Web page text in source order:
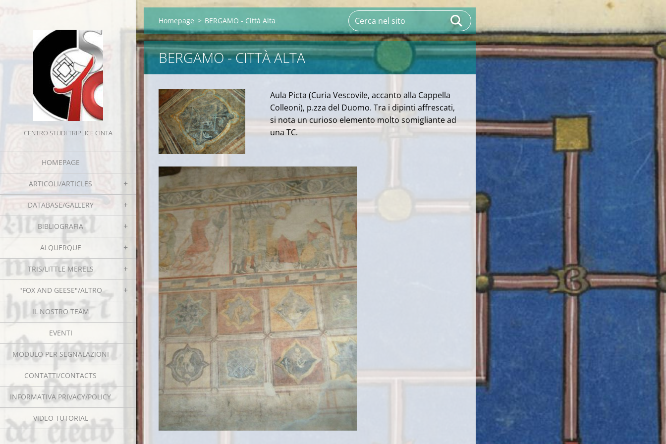
CENTRO STUDI TRIPLICE CINTA
HOMEPAGE
ARTICOLI/ARTICLES
DATABASE/GALLERY
BIBLIOGRAFIA
ALQUERQUE
TRIS/LITTLE MERELS
"FOX AND GEESE"/ALTRO
IL NOSTRO TEAM
EVENTI
MODULO PER SEGNALAZIONI
CONTATTI/CONTACTS
INFORMATIVA PRIVACY/POLICY
VIDEO TUTORIAL
Homepage > BERGAMO - Città Alta
BERGAMO - CITTÀ ALTA
Aula Picta (Curia Vescovile, accanto alla Cappella
Colleoni), p.zza del Duomo. Tra i dipinti affrescati,
si nota un curioso elemento molto somigliante ad
una TC.